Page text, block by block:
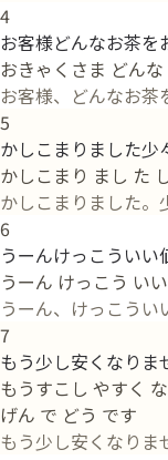
4
お客様どんなお茶を
おきゃくさま どん
お客様、どんなお茶
5
かしこまりました少
かしこまり まし た
かしこまりました。
6
うーんけっこういい
うーん けっこう い
うーん、けっこうい
7
もう少し安くなりま
もうすこし やすく
げん で どう です
もう少し安くなりま